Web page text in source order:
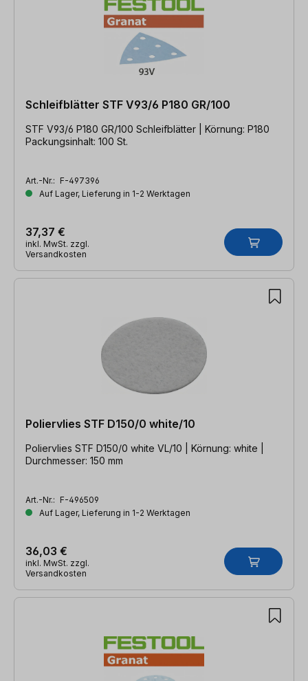
Schleifblätter STF V93/6 P180 GR/100
STF V93/6 P180 GR/100 Schleifblätter | Körnung: P180
Packungsinhalt: 100 St.
Art.-Nr.: F-497396
Auf Lager, Lieferung in 1-2 Werktagen
37,37 €
inkl. MwSt. zzgl.
Versandkosten
Poliervlies STF D150/0 white/10
Poliervlies STF D150/0 white VL/10 | Körnung: white |
Durchmesser: 150 mm
Art.-Nr.: F-496509
Auf Lager, Lieferung in 1-2 Werktagen
36,03 €
inkl. MwSt. zzgl.
Versandkosten